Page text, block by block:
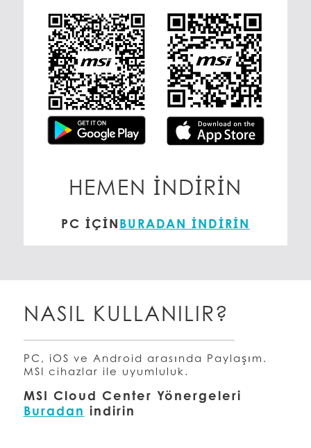
HEMEN İNDIRIN
PC IÇINBURADAN INDIRIN
NASIL KULLANILIR?
PC, iOS ve Android arasında Paylaşım.
MSI cihazlar ile uyumluluk.
MSI Cloud Center Yönergeleri
Buradan indirin